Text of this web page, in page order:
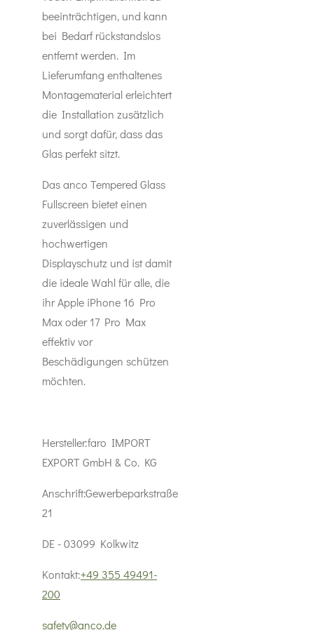
beeinträchtigen, und kann
bei Bedarf rückstandslos
entfernt werden. Im
Lieferumfang enthaltenes
Montagematerial erleichtert
die Installation zusätzlich
und sorgt dafür, dass das
Glas perfekt sitzt.
Das anco Tempered Glass
Fullscreen bietet einen
zuverlässigen und
hochwertigen
Displayschutz und ist damit
die ideale Wahl für alle, die
ihr Apple iPhone 16 Pro
Max oder 17 Pro Max
effektiv vor
Beschädigungen schützen
möchten.
Hersteller:faro IMPORT
EXPORT GmbH & Co. KG
Anschrift:Gewerbeparkstraße
21
DE - 03099 Kolkwitz
Kontakt:+49 355 49491-
200
safety@anco.de